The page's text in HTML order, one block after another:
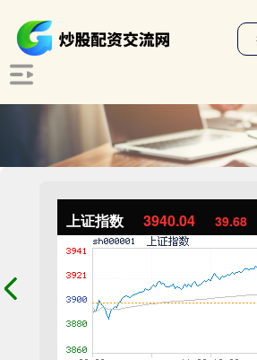
上证指数 3940.04 39.68